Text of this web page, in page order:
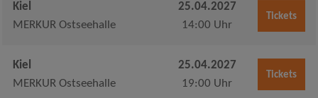
Kiel
MERKUR Ostseehalle
25.04.2027
14:00 Uhr
Tickets
Kiel
MERKUR Ostseehalle
25.04.2027
19:00 Uhr
Tickets